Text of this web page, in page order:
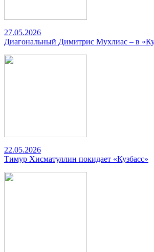
27.05.2026
Диагональный Димитрис Мухлиас – в
22.05.2026
Тимур Хисматуллин покидает «Кузбасс»